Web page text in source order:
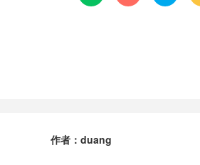
作者： duang